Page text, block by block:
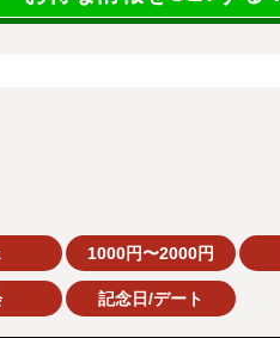
1000円〜2000円
記念日/デート